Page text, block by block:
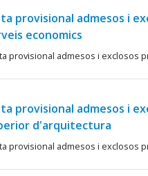
provisional admesos i
economics
provisional admesos i exclosos
provisional admesos i
d'arquitectura
provisional admesos i exclosos